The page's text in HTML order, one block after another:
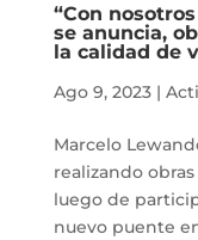
“Con
se anuncia,
la calidad de
Ago 9, 2023|
Marcelo
realizando
luego de
nuevo puente